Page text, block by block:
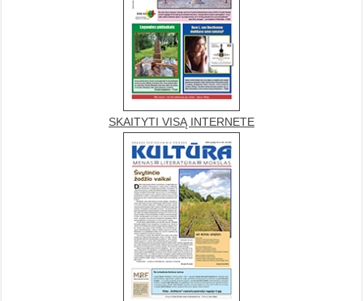
SKAITYTI VISĄ INTERNETE